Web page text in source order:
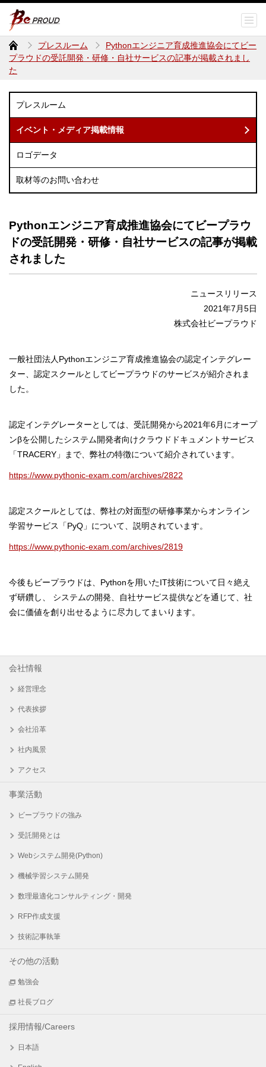
プレスルーム
Pythonエンジニア育成推進協会にてビー
プラウドの受託開発・研修・自社サービスの記事が掲載されまし
た
プレスルーム
イベント・メディア掲載情報
ロゴデータ
取材等のお問い合わせ
Pythonエンジニア育成推進協会にてビープラウ
ドの受託開発・研修・自社サービスの記事が掲載
されました
ニュースリリース
2021年7月5日
株式会社ビープラウド
一般社団法人Pythonエンジニア育成推進協会の認定インテグレー
ター、認定スクールとしてビープラウドのサービスが紹介されま
した。
認定インテグレーターとしては、受託開発から2021年6月にオープ
ンβを公開したシステム開発者向けクラウドドキュメントサービス
「TRACERY」まで、弊社の特徴について紹介されています。
https://www.pythonic-exam.com/archives/2822
認定スクールとしては、弊社の対面型の研修事業からオンライン
学習サービス「PyQ」について、説明されています。
https://www.pythonic-exam.com/archives/2819
今後もビープラウドは、Pythonを用いたIT技術について日々絶え
ず研鑽し、 システムの開発、自社サービス提供などを通じて、社
会に価値を創り出せるように尽力してまいります。
会社情報
経営理念
代表挨拶
会社沿革
社内風景
アクセス
事業活動
ビープラウドの強み
受託開発とは
Webシステム開発(Python)
機械学習システム開発
数理最適化コンサルティング・開発
RFP作成支援
技術記事執筆
その他の活動
勉強会
社長ブログ
採用情報/Careers
日本語